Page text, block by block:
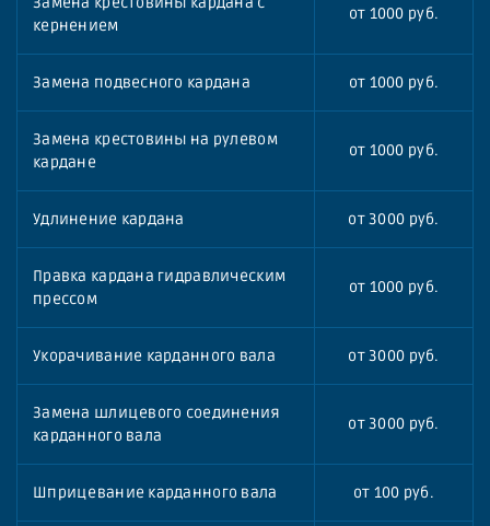
кернением
от 1000 руб.
Замена подвесного кардана от 1000 руб.
Замена крестовины на рулевом
кардане
от 1000 руб.
Удлинение кардана от 3000 руб.
Правка кардана гидравлическим
прессом
от 1000 руб.
Укорачивание карданного вала от 3000 руб.
Замена шлицевого соединения
карданного вала
от 3000 руб.
Шприцевание карданного вала от 100 руб.